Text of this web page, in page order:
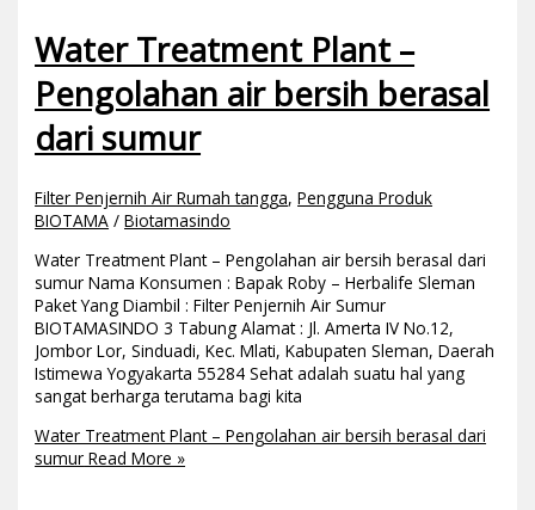
Water Treatment Plant –
Pengolahan air bersih berasal
dari sumur
Filter Penjernih Air Rumah tangga,Pengguna Produk
BIOTAMA /Biotamasindo
Water Treatment Plant – Pengolahan air bersih berasal dari
sumur Nama Konsumen : Bapak Roby – Herbalife Sleman
Paket Yang Diambil : Filter Penjernih Air Sumur
BIOTAMASINDO 3 Tabung Alamat : Jl. Amerta IV No.12,
Jombor Lor, Sinduadi, Kec. Mlati, Kabupaten Sleman, Daerah
Istimewa Yogyakarta 55284 Sehat adalah suatu hal yang
sangat berharga terutama bagi kita
Water Treatment Plant – Pengolahan air bersih berasal dari
sumur Read More »